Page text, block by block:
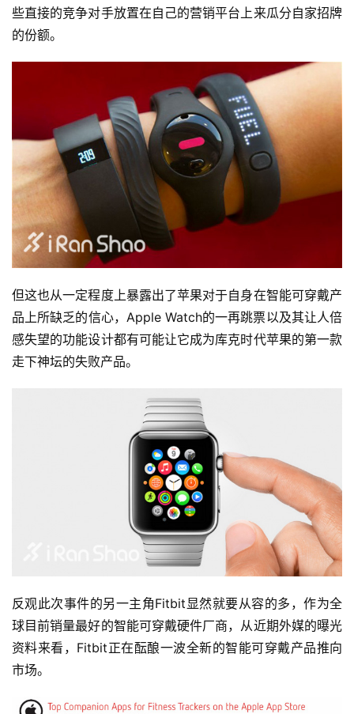
些直接的竞争对手放置在自己的营销平台上来瓜分自家招牌
的份额。
但这也从一定程度上暴露出了苹果对于自身在智能可穿戴产
品上所缺乏的信心，Apple Watch的一再跳票以及其让人倍
感失望的功能设计都有可能让它成为库克时代苹果的第一款
走下神坛的失败产品。
反观此次事件的另一主角Fitbit显然就要从容的多，作为全
球目前销量最好的智能可穿戴硬件厂商，从近期外媒的曝光
资料来看，Fitbit正在酝酿一波全新的智能可穿戴产品推向
市场。